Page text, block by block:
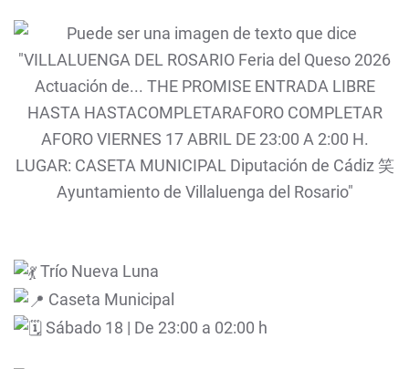
Trío Nueva Luna
Caseta Municipal
Sábado 18 | De 23:00 a 02:00 h